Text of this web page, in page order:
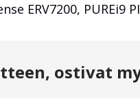
ERV7200, PUREi9
ostivat